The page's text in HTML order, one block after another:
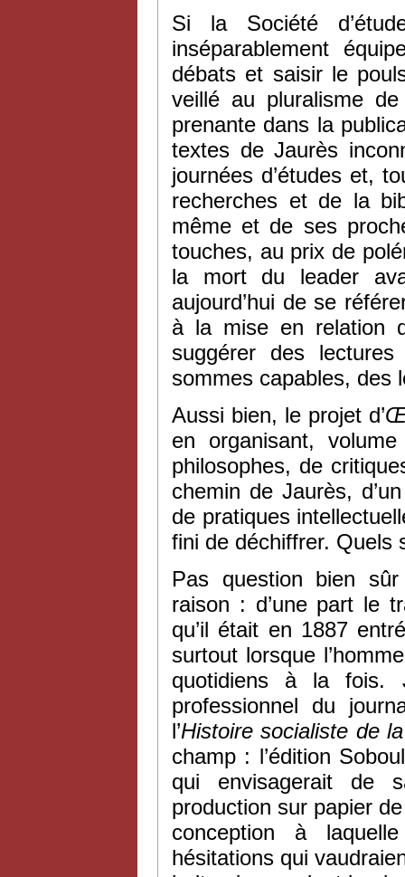
Si la Société
inséparablement
débats et saisir le
veillé au pluralisme
prenante dans la
textes de Jaurès
journées d’études et,
recherches et de la
même et de ses
touches, au prix de
la mort du leader
aujourd’hui de se
à la mise en relation
suggérer des
sommes capables, des
Aussi bien, le projet d’
en organisant,
philosophes, de
chemin de Jaurès,
de pratiques
fini de déchiffrer. Quels
Pas question bien
raison : d’une part le
qu’il était en 1887
surtout lorsque
quotidiens à la fois.
professionnel du
l’Histoire socialiste de
champ : l’édition
qui envisagerait de
production sur papier
conception à
hésitations qui